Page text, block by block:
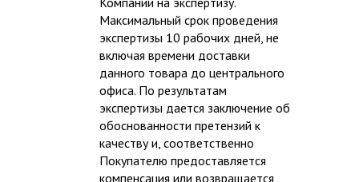
Максимальный срок проведения
экспертизы 10 рабочих дней, не
включая времени доставки
данного товара до центрального
офиса. По результатам
экспертизы дается заключение об
обоснованности претензий к
качеству и, соответственно
Покупателю предоставляется
компенсация или возвращается